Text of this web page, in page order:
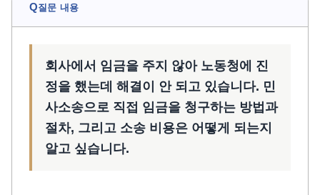
뉴스레터/브로슈어
Q질문 내용
회사에서 임금을 주지 않아 노동청에 진
정을 했는데 해결이 안 되고 있습니다. 민
사소송으로 직접 임금을 청구하는 방법과
절차, 그리고 소송 비용은 어떻게 되는지
알고 싶습니다.